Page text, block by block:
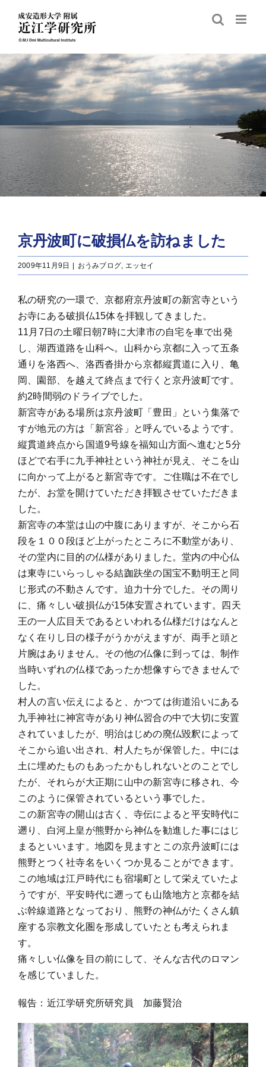
content
京丹波町に破損仏を訪ねました
2009年11月9日 おうみブログ, エッセイ
私の研究の一環で、京都府京丹波町の新宮寺という
お寺にある破損仏15体を拝観してきました。
11月7日の土曜日朝7時に大津市の自宅を車で出発
し、湖西道路を山科へ。山科から京都に入って五条
通りを洛西へ、洛西沓掛から京都縦貫道に入り、亀
岡、園部、を越えて終点まで行くと京丹波町です。
約2時間弱のドライブでした。
新宮寺がある場所は京丹波町「豊田」という集落で
すが地元の方は「新宮谷」と呼んでいるようです。
縦貫道終点から国道9号線を福知山方面へ進むと5分
ほどで右手に九手神社という神社が見え、そこを山
に向かって上がると新宮寺です。ご住職は不在でし
たが、お堂を開けていただき拝観させていただきま
した。
新宮寺の本堂は山の中腹にありますが、そこから石
段を１００段ほど上がったところに不動堂があり、
その堂内に目的の仏様がありました。堂内の中心仏
は東寺にいらっしゃる結跏趺坐の国宝不動明王と同
じ形式の不動さんです。迫力十分でした。その周り
に、痛々しい破損仏が15体安置されています。四天
王の一人広目天であるといわれる仏様だけはなんと
なく在りし日の様子がうかがえますが、両手と頭と
片腕はありません。その他の仏像に到っては、制作
当時いずれの仏様であったか想像すらできませんで
した。
村人の言い伝えによると、かつては街道沿いにある
九手神社に神宮寺があり神仏習合の中で大切に安置
されていましたが、明治はじめの廃仏毀釈によって
そこから追い出され、村人たちが保管した。中には
土に埋めたものもあったかもしれないとのことでし
たが、それらが大正期に山中の新宮寺に移され、今
このように保管されているという事でした。
この新宮寺の開山は古く、寺伝によると平安時代に
遡り、白河上皇が熊野から神仏を勧進した事にはじ
まるといいます。地図を見ますとこの京丹波町には
熊野とつく社寺名をいくつか見ることができます。
この地域は江戸時代にも宿場町として栄えていたよ
うですが、平安時代に遡っても山陰地方と京都を結
ぶ幹線道路となっており、熊野の神仏がたくさん鎮
座する宗教文化圏を形成していたとも考えられま
す。
痛々しい仏像を目の前にして、そんな古代のロマン
を感じていました。
報告：近江学研究所研究員 加藤賢治